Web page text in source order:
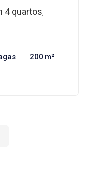
4 quartos,
200 m²